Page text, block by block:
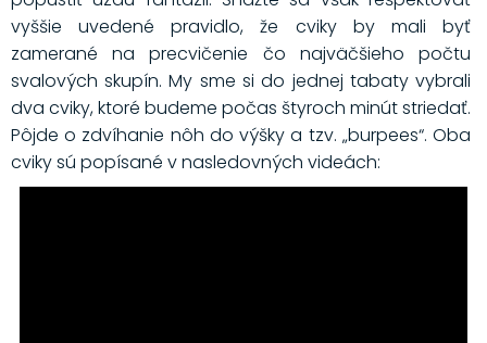
vyššie uvedené pravidlo, že cviky by mali byť
zamerané na precvičenie čo najväčšieho počtu
svalových skupín. My sme si do jednej tabaty vybrali
dva cviky, ktoré budeme počas štyroch minút striedať.
Pôjde o zdvíhanie nôh do výšky a tzv. „burpees“. Oba
cviky sú popísané v nasledovných videách: